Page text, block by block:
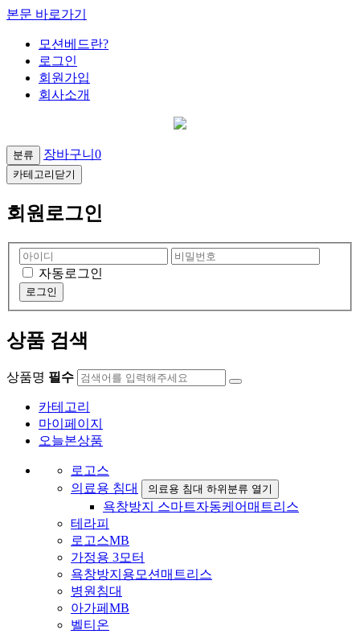
본문 바로가기
모션베드란?
로그인
회원가입
회사소개
분류 장바구니 0
카테고리닫기
회원로그인
자동로그인
상품 검색
상품명 필수
카테고리
마이페이지
오늘본상품
로고스
의료용 침대
의료용 침대 하위분류 열기
욕창방지 스마트자동케어매트리스
테라피
로고스MB
가정용 3모터
욕창방지용모션매트리스
병원침대
아가페MB
벨티온